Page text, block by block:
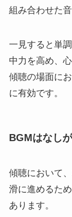
組み合わせた
一見すると単
中力を高め、
傾聴の場面に
に有効です。
BGMはなし
傾聴において
滑に進めるた
あります。